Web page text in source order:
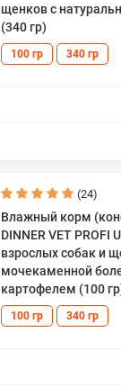
щенков с
(340 гр)
100 гр 340 гр
(24)
Влажный корм
DINNER VET PROFI
взрослых собак и
мочекаменной
картофелем (100
100 гр 340 гр